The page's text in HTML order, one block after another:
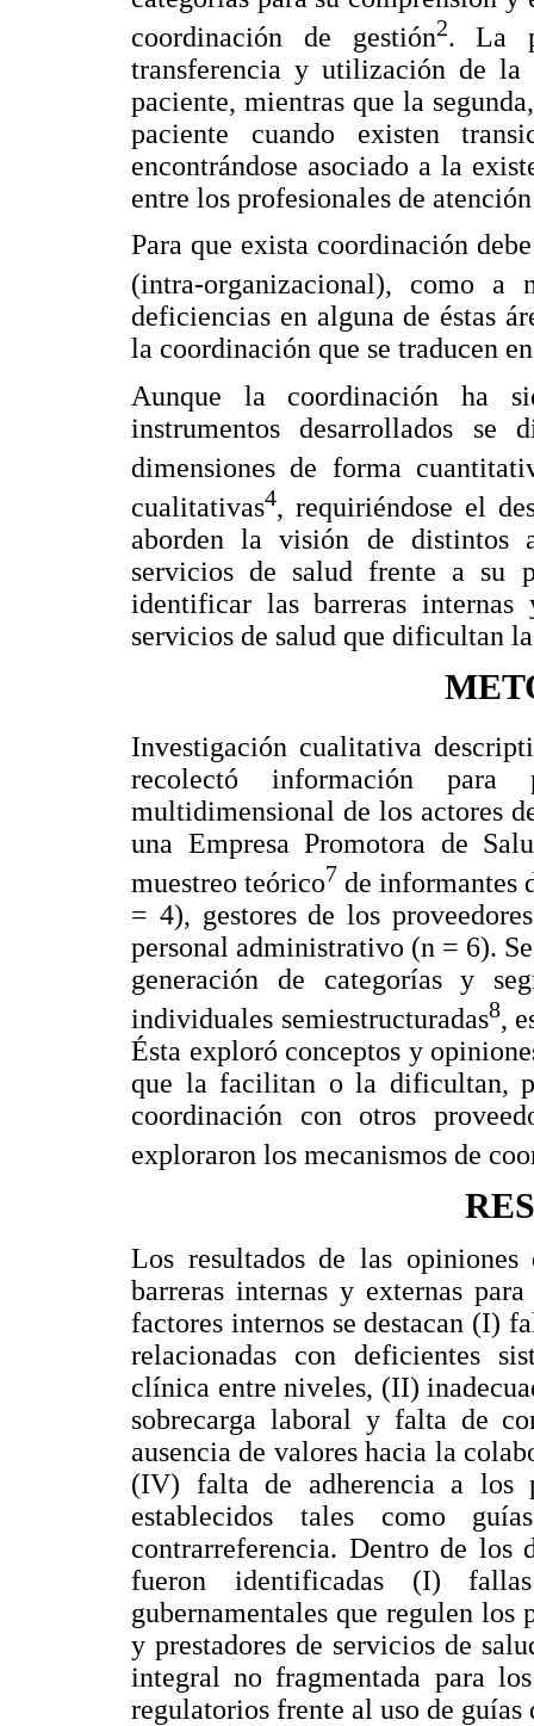
coordinación de gestión2. La
transferencia y utilización de
paciente, mientras que la
paciente cuando existen
encontrándose asociado a la
entre los profesionales de
Para que exista coordinación
(intra-organizacional), como a
deficiencias en alguna de éstas
la coordinación que se traducen
Aunque la coordinación ha
instrumentos desarrollados
dimensiones de forma
cualitativas4, requiriéndose el
aborden la visión de distintos
servicios de salud frente a su
identificar las barreras internas
servicios de salud que dificultan
Investigación cualitativa
recolectó información
multidimensional de los actores
una Empresa Promotora de
muestreo teórico7 de informantes
= 4), gestores de los
personal administrativo (n = 6).
generación de categorías y
individuales semiestructuradas8,
Ésta exploró conceptos y
que la facilitan o la dificultan,
coordinación con otros
exploraron los mecanismos de
Los resultados de las
barreras internas y externas
factores internos se destacan (I)
relacionadas con deficientes
clínica entre niveles, (II)
sobrecarga laboral y falta de
ausencia de valores hacia la
(IV) falta de adherencia a los
establecidos tales como
contrarreferencia. Dentro de los
fueron identificadas (I)
gubernamentales que regulen los
y prestadores de servicios de
integral no fragmentada para
regulatorios frente al uso de